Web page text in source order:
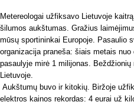
Metereologai užfiksavo Lietuvoje
šilumos aukštumas. Gražius
mūsų sportininkai Europoje. Pasaulio
organizacija praneša: šiais metais nuo
pasaulyje mirė 1 milijonas. Beždžionių
Lietuvoje.
Aukštumų buvo ir kitokių. Biržoje
elektros kainos rekordas: 4 eurai už